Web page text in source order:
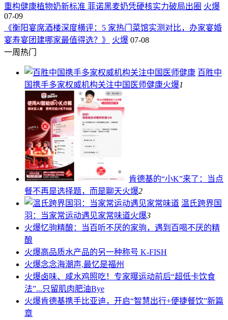
重构健康植物奶新标准 菲诺黑麦奶凭硬核实力破局出圈 火爆
07-09
《衡阳宴席酒楼深度横评：5 家热门菜馆实测对比，办家宴婚
宴寿宴团建哪家最值得选？》
火爆 07-08
一周热门
百胜中
国携手多家权威机构关注中国医师健康火爆1
肯德基的“小K”来了：当点
餐不再是选择题，而是聊天火爆2
温氏跨界国
羽：当家常运动遇见家常味道火爆3
火爆忆驹精酿：当百听不厌的家驹，遇到百喝不厌的精
酿
火爆高品质水产品的另一种称号 K-FISH
火爆念念海潮声,最忆是福州
火爆卤味、咸水鸡照吃！专家曝运动前后“超低卡饮食
法”...只留肌肉肥油Bye
火爆肯德基携手比亚迪，开启“智慧出行+便捷餐饮”新篇
章